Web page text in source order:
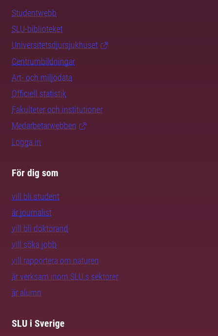
Studentwebb
SLU-biblioteket
Universitetsdjursjukhuset
Centrumbildningar
Art- och miljödata
Officiell statistik
Fakulteter och institutioner
Medarbetarwebben
Logga in
För dig som
vill bli student
är journalist
vill bli doktorand
vill söka jobb
vill rapportera om naturen
är verksam inom SLU:s sektorer
är alumn
SLU i Sverige